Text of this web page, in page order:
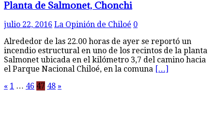
Planta de Salmonet, Chonchi
julio 22, 2016 La Opinión de Chiloé 0
Alrededor de las 22.00 horas de ayer se reportó un
incendio estructural en uno de los recintos de la planta
Salmonet ubicada en el kilómetro 3,7 del camino hacia
el Parque Nacional Chiloé, en la comuna […]
Paginación
« 1 … 46 47 48 »